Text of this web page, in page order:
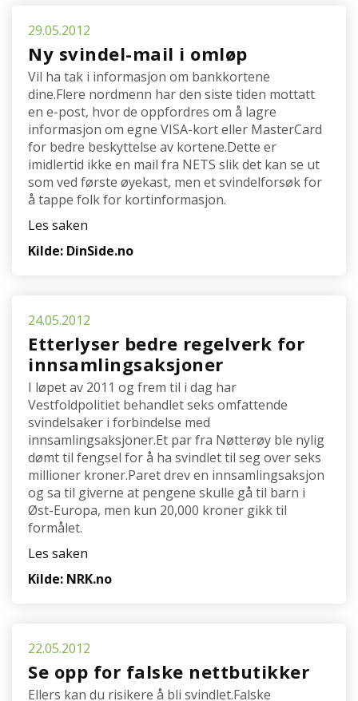
29.05.2012
Ny svindel-mail i omløp
Vil ha tak i informasjon om bankkortene
dine.Flere nordmenn har den siste tiden mottatt
en e-post, hvor de oppfordres om å lagre
informasjon om egne VISA-kort eller MasterCard
for bedre beskyttelse av kortene.Dette er
imidlertid ikke en mail fra NETS slik det kan se ut
som ved første øyekast, men et svindelforsøk for
å tappe folk for kortinformasjon.
Les saken
Kilde: DinSide.no
24.05.2012
Etterlyser bedre regelverk for
innsamlingsaksjoner
I løpet av 2011 og frem til i dag har
Vestfoldpolitiet behandlet seks omfattende
svindelsaker i forbindelse med
innsamlingsaksjoner.Et par fra Nøtterøy ble nylig
dømt til fengsel for å ha svindlet til seg over seks
millioner kroner.Paret drev en innsamlingsaksjon
og sa til giverne at pengene skulle gå til barn i
Øst-Europa, men kun 20,000 kroner gikk til
formålet.
Les saken
Kilde: NRK.no
22.05.2012
Se opp for falske nettbutikker
Ellers kan du risikere å bli svindlet.Falske